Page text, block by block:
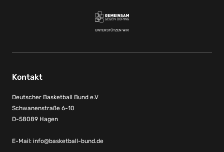
UNTERSTÜTZEN WIR
Kontakt
Deutscher Basketball Bund e.V
Schwanenstraße 6-10
D-58089 Hagen
E-Mail: info@basketball-bund.de